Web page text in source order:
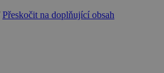
Přeskočit na doplňující obsah